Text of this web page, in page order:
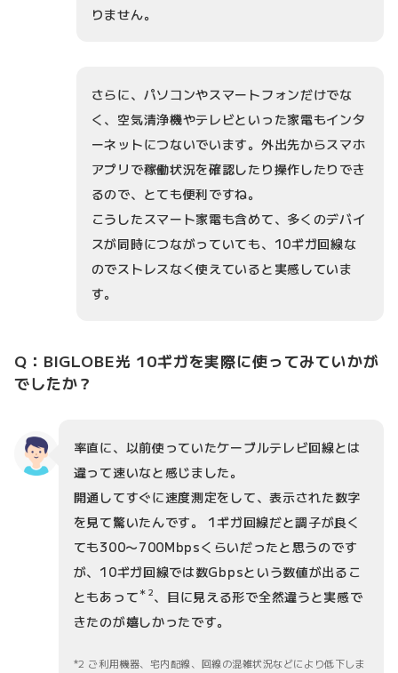
りません。
さらに、パソコンやスマートフォンだけでな
く、空気清浄機やテレビといった家電もインタ
ーネットにつないでいます。外出先からスマホ
アプリで稼働状況を確認したり操作したりでき
るので、とても便利ですね。
こうしたスマート家電も含めて、多くのデバイ
スが同時につながっていても、10ギガ回線な
のでストレスなく使えていると実感していま
す。
Q：BIGLOBE光 10ギガを実際に使ってみていかが
でしたか？
率直に、以前使っていたケーブルテレビ回線とは
違って速いなと感じました。
開通してすぐに速度測定をして、表示された数字
を見て驚いたんです。 1ギガ回線だと調子が良く
ても300〜700Mbpsくらいだったと思うのです
が、10ギガ回線では数Gbpsという数値が出るこ
ともあって ＊2、目に見える形で全然違うと実感で
きたのが嬉しかったです。
2 ご利用機器、宅内配線、回線の混雑状況などにより低下しま